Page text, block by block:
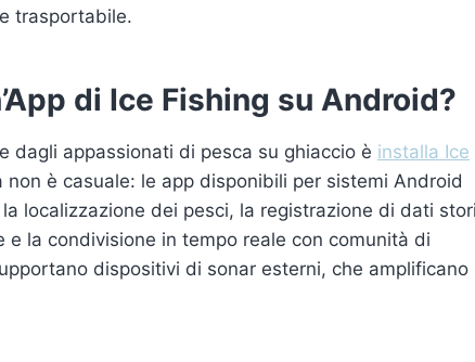
trasportabile.
di Ice Fishing su Android?
dagli appassionati di pesca su ghiaccio è installa Ice
non è casuale: le app disponibili per sistemi Android
localizzazione dei pesci, la registrazione di dati
e la condivisione in tempo reale con comunità di
dispositivi di sonar esterni, che amplificano